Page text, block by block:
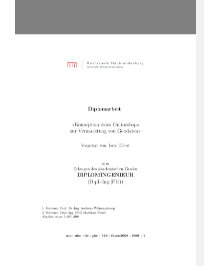
Diplomarbeit
«Konzeption eines Onlineshops
zur Vermarktung von Geodaten»
Vorgelegt von: Lutz Ehlert
zum
Erlangen des akademischen Grades
DIPLOMINGENIEUR
(Dipl.-Ing.(FH))
1. Betreuer: Prof. Dr.-Ing. Andreas Wehrenpfennig
2. Betreuer: Dipl.-Ing. (FH) Matthias Nittel
Abgabedatum: 14.05.2008
urn : nbn : de : gbv : 519 - thesis2008 - 0068 - 1